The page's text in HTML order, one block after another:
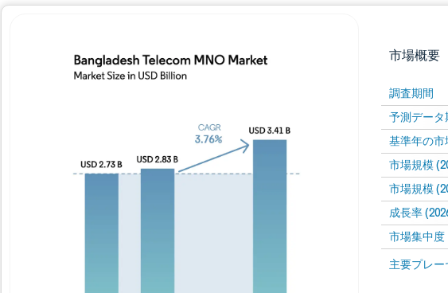
市場概要
調査期間
予測データ
基準年の市
市場規模
市場規模
成長率
市場集中度
主要プレー
画像 ©
画像 © Mordor Intelligence。再利用にはCC BY 4.0の表示が必